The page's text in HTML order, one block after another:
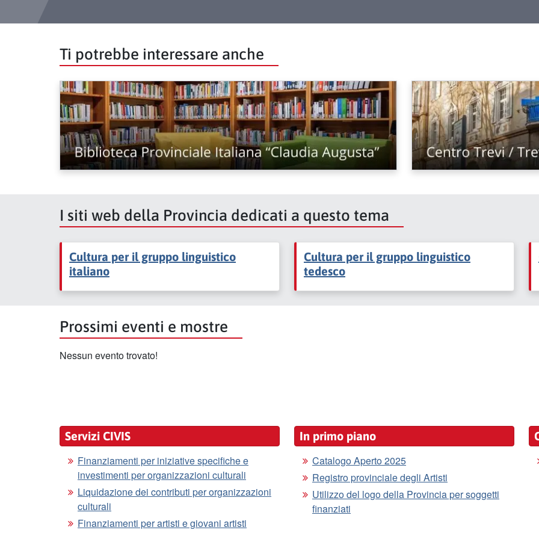
Ti potrebbe interessare anche
I siti web della Provincia dedicati a questo tema
Cultura per il gruppo linguistico
italiano
Cultura per il gruppo linguistico
tedesco
Prossimi eventi e mostre
Nessun evento trovato!
Servizi CIVIS
Finanziamenti per iniziative specifiche e
investimenti per organizzazioni culturali
Liquidazione dei contributi per organizzazioni
culturali
Finanziamenti per artisti e giovani artisti
In primo piano
Catalogo Aperto 2025
Registro provinciale degli Artisti
Utilizzo del logo della Provincia per soggetti
finanziati